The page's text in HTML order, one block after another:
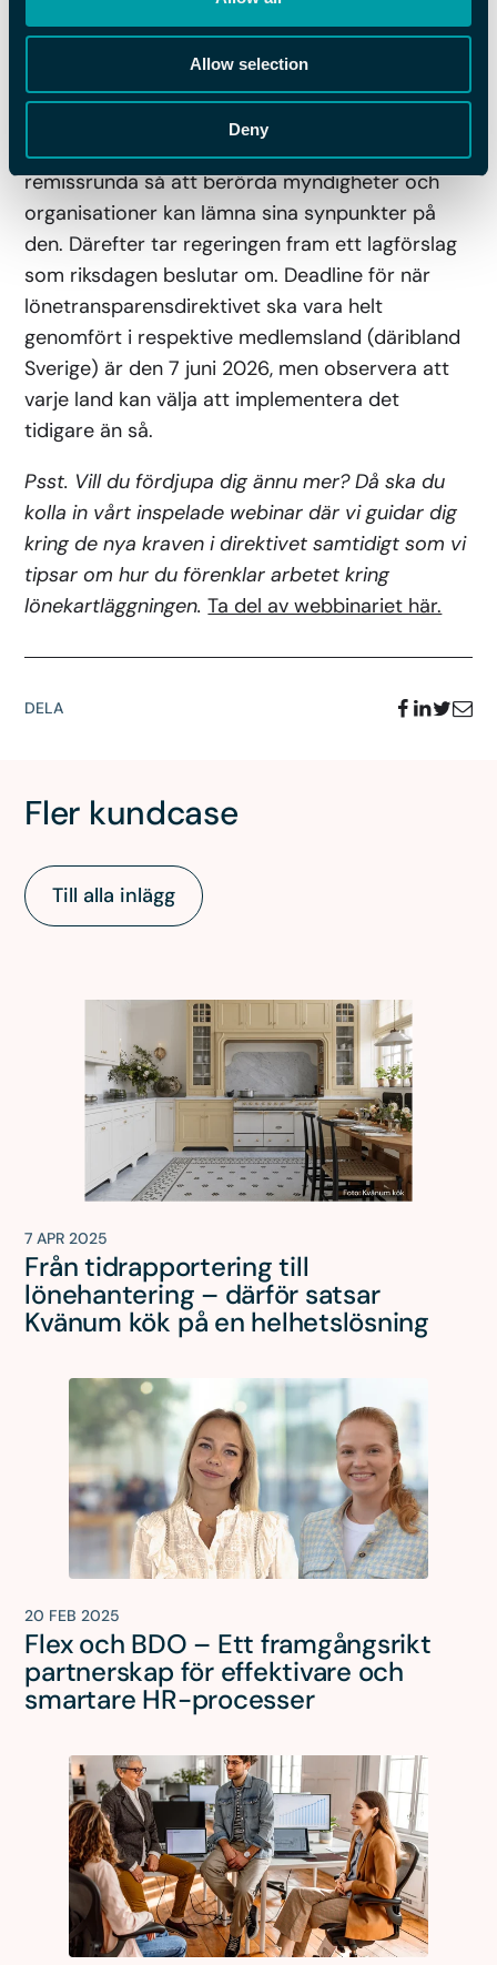
Allow selection
Deny
spara löneuppgifter under längre tid som bevis.
Vad händer nu?
Nästa steg är att utredningen skickas på
remissrunda så att berörda myndigheter och
organisationer kan lämna sina synpunkter på
den. Därefter tar regeringen fram ett lagförslag
som riksdagen beslutar om. Deadline för när
lönetransparensdirektivet ska vara helt
genomfört i respektive medlemsland (däribland
Sverige) är den 7 juni 2026, men observera att
varje land kan välja att implementera det
tidigare än så.
Psst. Vill du fördjupa dig ännu mer? Då ska du
kolla in vårt inspelade webinar där vi guidar dig
kring de nya kraven i direktivet samtidigt som vi
tipsar om hur du förenklar arbetet kring
lönekartläggningen. Ta del av webbinariet här.
DELA
Fler kundcase
Till alla inlägg
7 APR 2025
Från tidrapportering till
lönehantering – därför satsar
Kvänum kök på en helhetslösning
20 FEB 2025
Flex och BDO – Ett framgångsrikt
partnerskap för effektivare och
smartare HR-processer